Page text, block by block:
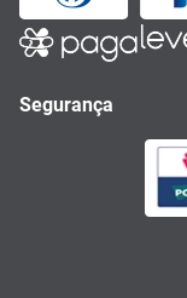
Segurança